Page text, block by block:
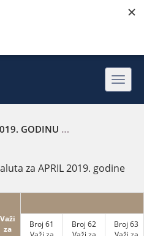
GODINU
za APRIL 2019. godine
Važi
za
Broj 61
Broj 62
Broj 63